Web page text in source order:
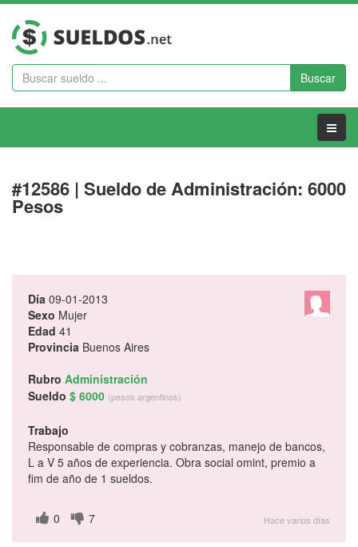
Buscar
Menu
#12586 | Sueldo de Administración: 6000
Pesos
Día 09-01-2013
Sexo Mujer
Edad 41
Provincia Buenos Aires
Rubro Administración
Sueldo $ 6000 (pesos argentinos)
Trabajo
Responsable de compras y cobranzas, manejo de bancos,
L a V 5 años de experiencia. Obra social omint, premio a
fim de año de 1 sueldos.
0 7 Hace varios días